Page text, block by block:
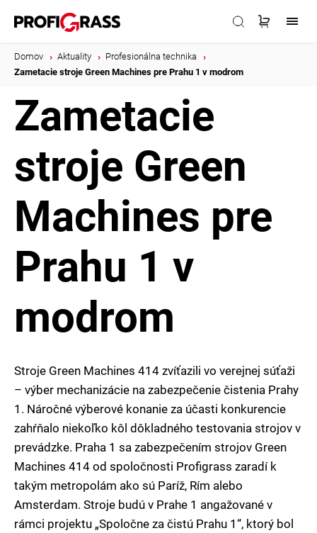
Domov Aktuality Profesionálna technika
Zametacie stroje Green Machines pre Prahu 1 v modrom
Zametacie
stroje Green
Machines pre
Prahu 1 v
modrom
Stroje Green Machines 414 zvíťazili vo verejnej súťaži
– výber mechanizácie na zabezpečenie čistenia Prahy
1. Náročné výberové konanie za účasti konkurencie
zahŕňalo niekoľko kôl dôkladného testovania strojov v
prevádzke. Praha 1 sa zabezpečením strojov Green
Machines 414 od spoločnosti Profigrass zaradí k
takým metropolám ako sú Paríž, Rím alebo
Amsterdam. Stroje budú v Prahe 1 angažované v
rámci projektu „Spoločne za čistú Prahu 1“, ktorý bol